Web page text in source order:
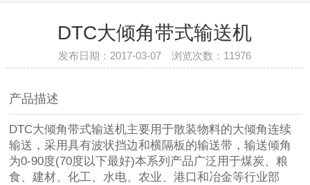
DTC大倾角带式输送机
发布日期：2017-03-07 浏览次数：11976
产品描述
DTC大倾角带式输送机主要用于散装物料的大倾角连续
输送，采用具有波状挡边和横隔板的输送带，输送倾角
为0-90度(70度以下最好)本系列产品广泛用于煤炭、粮
食、建材、化工、水电、农业、港口和冶金等行业部